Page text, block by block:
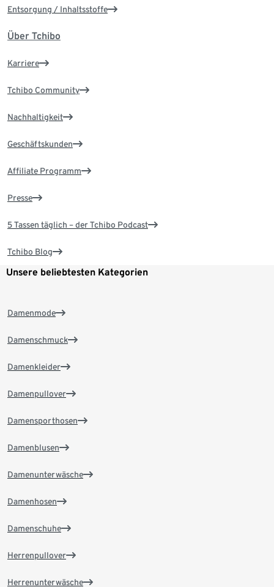
Entsorgung / Inhaltsstoffe
Über Tchibo
Karriere
Tchibo Community
Nachhaltigkeit
Geschäftskunden
Affiliate Programm
Presse
5 Tassen täglich – der Tchibo Podcast
Tchibo Blog
Unsere beliebtesten Kategorien
Damenmode
Damenschmuck
Damenkleider
Damenpullover
Damensporthosen
Damenblusen
Damenunterwäsche
Damenhosen
Damenschuhe
Herrenpullover
Herrenunterwäsche